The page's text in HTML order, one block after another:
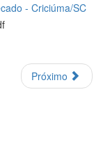
- Criciúma/SC
Próximo